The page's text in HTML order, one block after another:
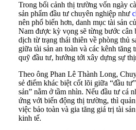
Trong bối cảnh thị trường vốn ngày
sản phẩm đầu tư chuyên nghiệp như
nên phổ biến hơn, danh mục tài sản
Nam được kỳ vọng sẽ từng bước cân
dịch từ trạng thái thiên về phòng thủ
giữa tài sản an toàn và các kênh tăng
quỹ đầu tư, hướng tới xây dựng sự
Theo ông Phan Lê Thành Long,
sẻ điểm khác biệt cốt lõi giữa “đầu
sản” nằm ở tầm nhìn. Nếu đầu tư cá
ứng với biến động thị trường, thì
việc bảo toàn và gia tăng giá trị tài
kinh tế.